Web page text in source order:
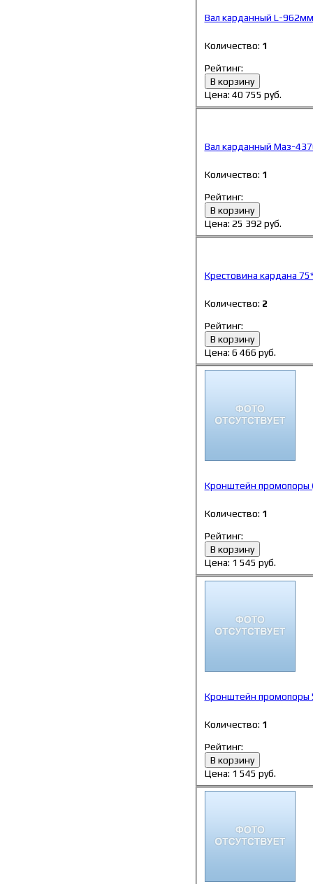
Вал карданный L-
Количество: 1
Рейтинг:
В корзину
Цена: 40 755 руб.
Вал карданный Маз-
Количество: 1
Рейтинг:
В корзину
Цена: 25 392 руб.
Крестовина кардана
Количество: 2
Рейтинг:
В корзину
Цена: 6 466 руб.
Кронштейн промопоры
Количество: 1
Рейтинг:
В корзину
Цена: 1 545 руб.
Кронштейн промопоры
Количество: 1
Рейтинг:
В корзину
Цена: 1 545 руб.